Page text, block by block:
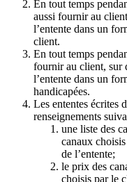
En tout temps
aussi fournir au
l’entente dans un
client.
En tout temps
fournir au client, sur
l’entente dans un
handicapées.
Les ententes écrites
renseignements
une liste des
canaux
de l’entente;
le prix des
choisis par le